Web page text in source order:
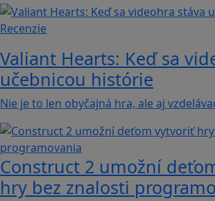
Recenzie
Valiant Hearts: Keď sa
učebnicou histórie
Nie je to len obyčajná hra, ale aj
Construct 2 umožní
hry bez znalosti